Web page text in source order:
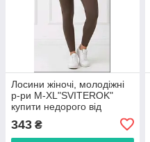
Лосини жіночі, молодіжні
р-ри M-XL"SVITEROK"
купити недорого від
343 ₴